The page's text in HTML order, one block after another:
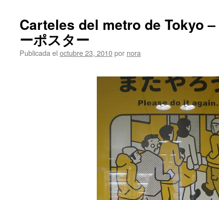
Carteles del metro de Tokyo
ーポスター
Publicada el octubre 23, 2010por nora